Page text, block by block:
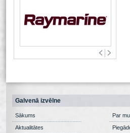
Galvenā izvēlne
Sākums
Aktualitātes
Par